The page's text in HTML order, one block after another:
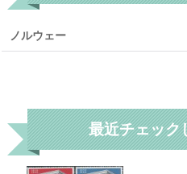
ノルウェー
最近チェック